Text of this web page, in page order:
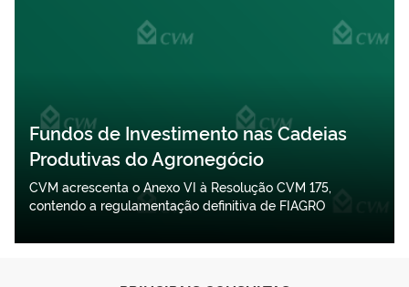
Fundos de Investimento nas Cadeias
Produtivas do Agronegócio
CVM acrescenta o Anexo VI à Resolução CVM 175,
contendo a regulamentação definitiva de FIAGRO